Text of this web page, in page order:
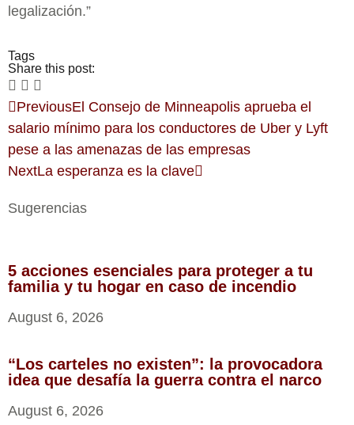
legalización.”
Tags
Share this post:
PreviousEl Consejo de Minneapolis aprueba el
salario mínimo para los conductores de Uber y Lyft
pese a las amenazas de las empresas
NextLa esperanza es la clave
Sugerencias
5 acciones esenciales para proteger a tu
familia y tu hogar en caso de incendio
August 6, 2026
“Los carteles no existen”: la provocadora
idea que desafía la guerra contra el narco
August 6, 2026